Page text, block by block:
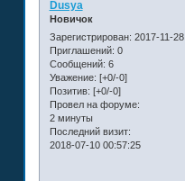
Dusya
Новичок
Зарегистрирован: 2017-11-28
Приглашений: 0
Сообщений: 6
Уважение: [+0/-0]
Позитив: [+0/-0]
Провел на форуме:
2 минуты
Последний визит:
2018-07-10 00:57:25